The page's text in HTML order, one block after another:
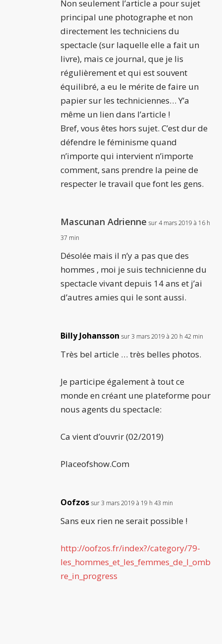
Non seulement l’article a pour sujet
principal une photographe et non
directement les techniciens du
spectacle (sur laquelle elle a fait un
livre), mais ce journal, que je lis
régulièrement et qui est souvent
équilibré, a eu le mérite de faire un
papier sur les techniciennes… Y’a
même un lien dans l’article !
Bref, vous êtes hors sujet. C’est dur de
défendre le féminisme quand
n’importe qui intervient n’importe
comment, sans prendre la peine de
respecter le travail que font les gens.
Mascunan Adrienne sur 4 mars 2019 à 16 h
37 min
Désolée mais il n’y a pas que des
hommes , moi je suis technicienne du
spectacle vivant depuis 14 ans et j’ai
d’autres amies qui le sont aussi.
Billy Johansson sur 3 mars 2019 à 20 h 42 min
Très bel article … très belles photos.
Je participe également à tout ce
monde en créant une plateforme pour
nous agents du spectacle:
Ca vient d’ouvrir (02/2019)
Placeofshow.Com
Oofzos sur 3 mars 2019 à 19 h 43 min
Sans eux rien ne serait possible !
http://oofzos.fr/index?/category/79-
les_hommes_et_les_femmes_de_l_omb
re_in_progress